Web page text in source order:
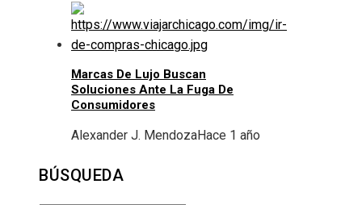
Marcas De Lujo Buscan
Soluciones Ante La Fuga De
Consumidores
Alexander J. MendozaHace 1 año
BÚSQUEDA